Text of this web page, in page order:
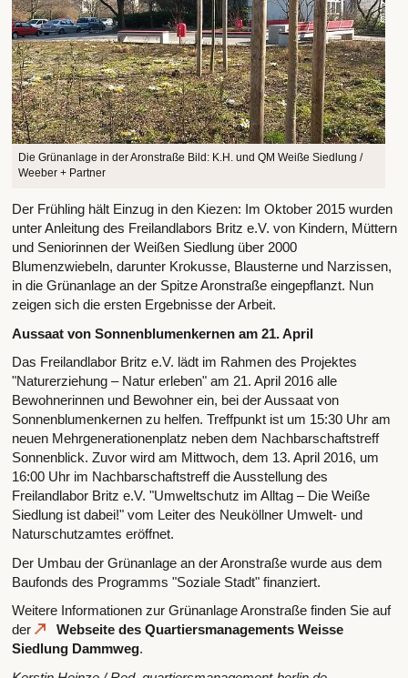
Die Grünanlage in der Aronstraße Bild: K.H. und QM Weiße Siedlung /
Weeber + Partner
Der Frühling hält Einzug in den Kiezen: Im Oktober 2015 wurden
unter Anleitung des Freilandlabors Britz e.V. von Kindern, Müttern
und Seniorinnen der Weißen Siedlung über 2000
Blumenzwiebeln, darunter Krokusse, Blausterne und Narzissen,
in die Grünanlage an der Spitze Aronstraße eingepflanzt. Nun
zeigen sich die ersten Ergebnisse der Arbeit.
Aussaat von Sonnenblumenkernen am 21. April
Das Freilandlabor Britz e.V. lädt im Rahmen des Projektes
"Naturerziehung – Natur erleben" am 21. April 2016 alle
Bewohnerinnen und Bewohner ein, bei der Aussaat von
Sonnenblumenkernen zu helfen. Treffpunkt ist um 15:30 Uhr am
neuen Mehrgenerationenplatz neben dem Nachbarschaftstreff
Sonnenblick. Zuvor wird am Mittwoch, dem 13. April 2016, um
16:00 Uhr im Nachbarschaftstreff die Ausstellung des
Freilandlabor Britz e.V. "Umweltschutz im Alltag – Die Weiße
Siedlung ist dabei!" vom Leiter des Neuköllner Umwelt- und
Naturschutzamtes eröffnet.
Der Umbau der Grünanlage an der Aronstraße wurde aus dem
Baufonds des Programms "Soziale Stadt" finanziert.
Weitere Informationen zur Grünanlage Aronstraße finden Sie auf
der
Webseite des Quartiersmanagements Weisse
Siedlung Dammweg.